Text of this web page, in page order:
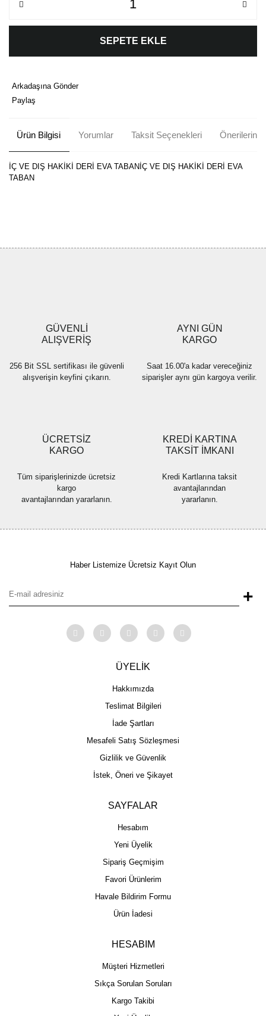
SEPETE EKLE
Arkadaşına Gönder
Paylaş
Ürün Bilgisi Yorumlar Taksit Seçenekleri Önerileriniz
İÇ VE DIŞ HAKİKİ DERİ EVA TABANİÇ VE DIŞ HAKİKİ DERİ EVA
TABAN
Ürün fiyatı diğer sitelerden daha pahalı.
Bu ürüne benzer farklı alternatifler olmalı.
GÜVENLİ
ALIŞVERİŞ
256 Bit SSL sertifikası ile güvenli
alışverişin keyfini çıkarın.
AYNI GÜN
KARGO
Saat 16.00'a kadar vereceğiniz
siparişler aynı gün kargoya verilir.
ÜCRETSİZ
KARGO
Tüm siparişlerinizde ücretsiz
kargo
avantajlarından yararlanın.
KREDİ KARTINA
TAKSİT İMKANI
Kredi Kartlarına taksit
avantajlarından
yararlanın.
Haber Listemize Ücretsiz Kayıt Olun
+
ÜYELİK
Hakkımızda
Teslimat Bilgileri
İade Şartları
Mesafeli Satış Sözleşmesi
Gizlilik ve Güvenlik
İstek, Öneri ve Şikayet
SAYFALAR
Hesabım
Yeni Üyelik
Sipariş Geçmişim
Favori Ürünlerim
Havale Bildirim Formu
Ürün İadesi
HESABIM
Müşteri Hizmetleri
Sıkça Sorulan Soruları
Kargo Takibi